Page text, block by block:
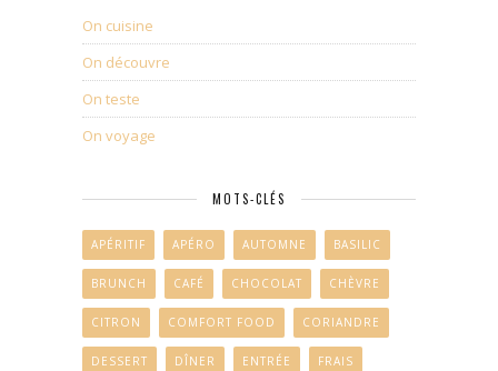
On cuisine
On découvre
On teste
On voyage
MOTS-CLÉS
APÉRITIF APÉRO AUTOMNE BASILIC
BRUNCH CAFÉ CHOCOLAT CHÈVRE
CITRON COMFORT FOOD CORIANDRE
DESSERT DÎNER ENTRÉE FRAIS